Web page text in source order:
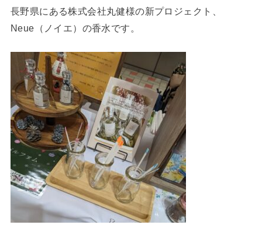
長野県にある株式会社丸健様の新プロジェクト、
Neue（ノイエ）の香水です。